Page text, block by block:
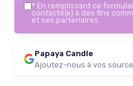
* En remplissant ce
contacté(e) à des fins
et ses partenaires.
Papaya Candle
Ajoutez-nous à vos